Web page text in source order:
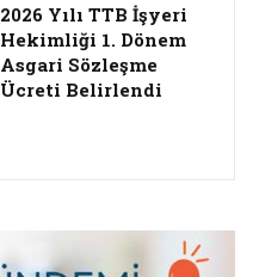
2026 Yılı TTB İşyeri
Hekimliği 1. Dönem
Asgari Sözleşme
Ücreti Belirlendi